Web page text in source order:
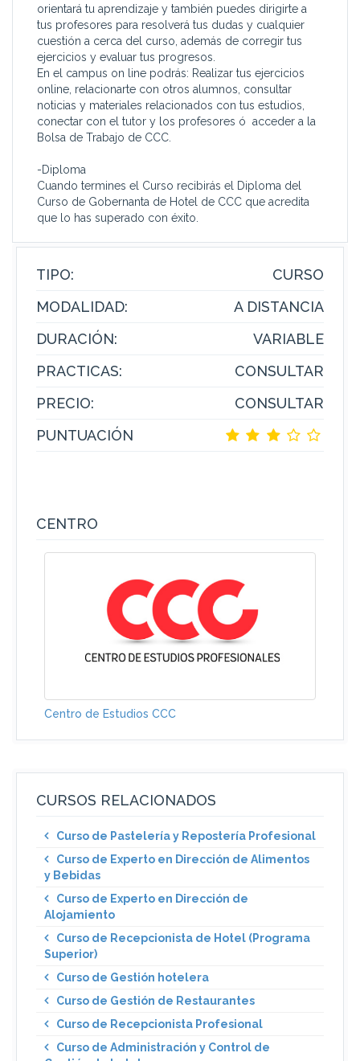
orientará tu aprendizaje y también puedes dirigirte a
tus profesores para resolverá tus dudas y cualquier
cuestión a cerca del curso, además de corregir tus
ejercicios y evaluar tus progresos.
En el campus on line podrás: Realizar tus ejercicios
online, relacionarte con otros alumnos, consultar
noticias y materiales relacionados con tus estudios,
conectar con el tutor y los profesores ó acceder a la
Bolsa de Trabajo de CCC.
-Diploma
Cuando termines el Curso recibirás el Diploma del
Curso de Gobernanta de Hotel de CCC que acredita
que lo has superado con éxito.
TIPO:
CURSO
MODALIDAD:
A DISTANCIA
DURACIÓN:
VARIABLE
PRACTICAS:
CONSULTAR
PRECIO:
CONSULTAR
PUNTUACIÓN
CENTRO
Centro de Estudios CCC
CURSOS RELACIONADOS
Curso de Pastelería y Repostería Profesional
Curso de Experto en Dirección de Alimentos
y Bebidas
Curso de Experto en Dirección de
Alojamiento
Curso de Recepcionista de Hotel (Programa
Superior)
Curso de Gestión hotelera
Curso de Gestión de Restaurantes
Curso de Recepcionista Profesional
Curso de Administración y Control de